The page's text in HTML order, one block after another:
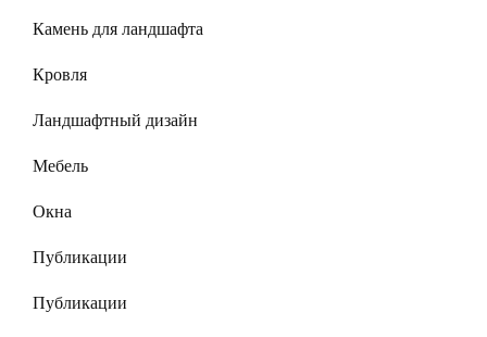
Камень для ландшафта
Кровля
Ландшафтный дизайн
Мебель
Окна
Публикации
Публикации